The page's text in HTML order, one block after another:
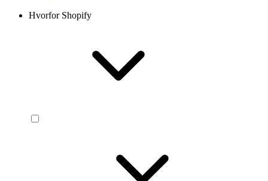
Hvorfor Shopify